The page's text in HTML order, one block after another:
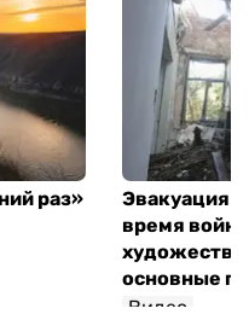
раз»
Эвакуация
время
основные
Видео